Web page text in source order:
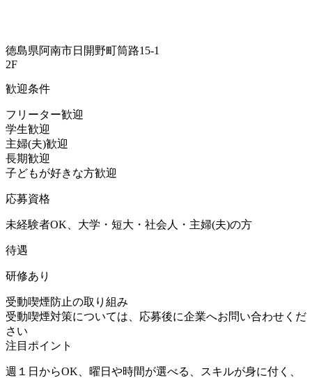
徳島県阿南市日開野町筒路15-1
2F
歓迎条件
フリーター歓迎
学生歓迎
主婦(夫)歓迎
長期歓迎
子どもが好きな方歓迎
応募資格
未経験者OK、大学・短大・社会人・主婦(夫)の方
待遇
研修あり
受動喫煙防止の取り組み
受動喫煙対策については、応募後に企業へお問い合わせくだ
さい
注目ポイント
週１日からOK、曜日や時間が選べる、スキルが身に付く、